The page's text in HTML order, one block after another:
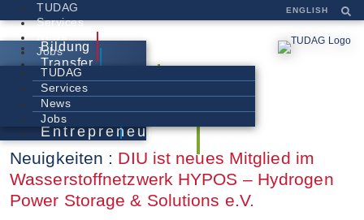
TUDAG
Services
Jobs
TUDAG
Services
News
Jobs
ENGLISH
Bildung
Transfer
Entrepreneurship
Bildung
Transfer
Entrepreneurship
Neuigkeiten : DIU ist neues Mitglied im
Wasserstoffnetzwerk HYPOS – Hydrogen
Power Storage & Solutions e.V.